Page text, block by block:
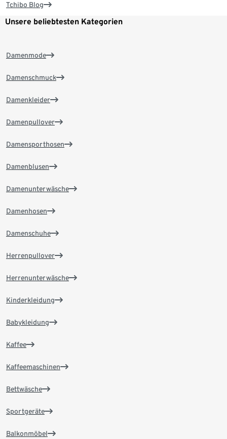
Tchibo Blog
Unsere beliebtesten Kategorien
Damenmode
Damenschmuck
Damenkleider
Damenpullover
Damensporthosen
Damenblusen
Damenunterwäsche
Damenhosen
Damenschuhe
Herrenpullover
Herrenunterwäsche
Kinderkleidung
Babykleidung
Kaffee
Kaffeemaschinen
Bettwäsche
Sportgeräte
Balkonmöbel